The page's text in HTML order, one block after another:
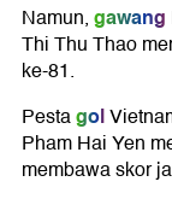
Namun,gawang
Thi Thu Thao
ke-81.
Pestagol
Pham Hai Yen
membawa skor